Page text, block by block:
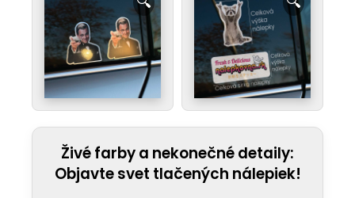
Živé farby a nekonečné detaily:
Objavte svet tlačených nálepiek!